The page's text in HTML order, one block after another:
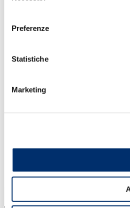
Preferenze
Statistiche
Marketing
8,9
Milioni